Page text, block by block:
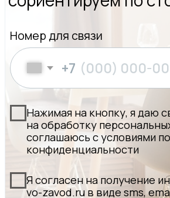
Политика конфиденциальности и обработки
Гарантия и доставка